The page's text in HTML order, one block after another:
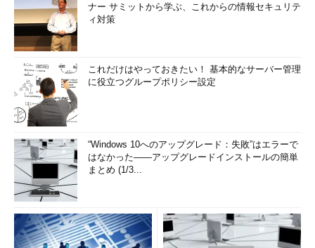
ナー サミットから学ぶ、これからの情報セキュリテ
ィ対策
これだけはやっておきたい！ 基本的なサーバー管理
に役立つグループポリシー設定
“Windows 10へのアップグレード：失敗”はエラーで
はなかった――アップグレードインストールの簡単
まとめ (1/3...